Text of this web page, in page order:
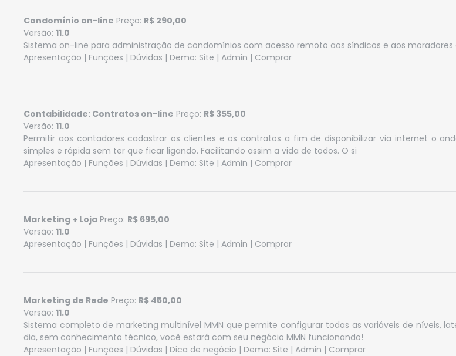
Condomínio on-line Preço: R$ 290,00
Versão: 11.0
Sistema on-line para administração de condomínios com acesso remoto aos síndicos e aos
Apresentação | Funções | Dúvidas | Demo: Site | Admin | Comprar
Contabilidade: Contratos on-line Preço: R$ 355,00
Versão: 11.0
Permitir aos contadores cadastrar os clientes e os contratos a fim de disponibilizar via internet o
simples e rápida sem ter que ficar ligando. Facilitando assim a vida de todos. O si
Apresentação | Funções | Dúvidas | Demo: Site | Admin | Comprar
Marketing + Loja Preço: R$ 695,00
Versão: 11.0
Apresentação | Funções | Dúvidas | Demo: Site | Admin | Comprar
Marketing de Rede Preço: R$ 450,00
Versão: 11.0
Sistema completo de marketing multinível MMN que permite configurar todas as variáveis de níveis,
dia, sem conhecimento técnico, você estará com seu negócio MMN funcionando!
Apresentação | Funções | Dúvidas | Dica de negócio | Demo: Site | Admin | Comprar